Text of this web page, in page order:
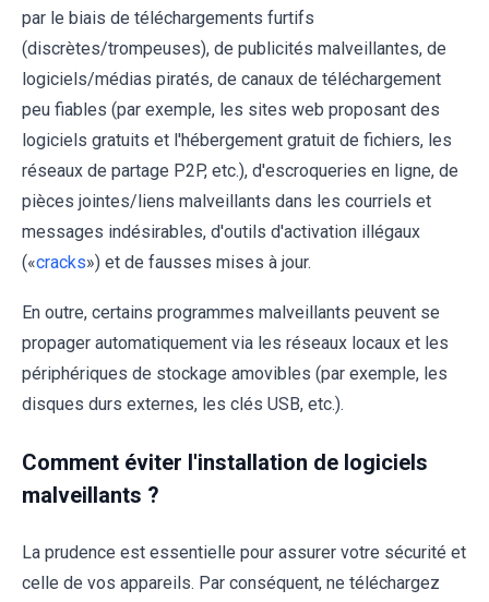
par le biais de téléchargements furtifs
(discrètes/trompeuses), de publicités malveillantes, de
logiciels/médias piratés, de canaux de téléchargement
peu fiables (par exemple, les sites web proposant des
logiciels gratuits et l'hébergement gratuit de fichiers, les
réseaux de partage P2P, etc.), d'escroqueries en ligne, de
pièces jointes/liens malveillants dans les courriels et
messages indésirables, d'outils d'activation illégaux
(«cracks») et de fausses mises à jour.
En outre, certains programmes malveillants peuvent se
propager automatiquement via les réseaux locaux et les
périphériques de stockage amovibles (par exemple, les
disques durs externes, les clés USB, etc.).
Comment éviter l'installation de logiciels
malveillants ?
La prudence est essentielle pour assurer votre sécurité et
celle de vos appareils. Par conséquent, ne téléchargez